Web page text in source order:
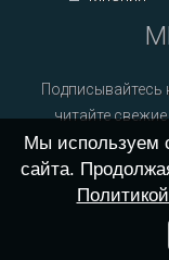
Подписывайтесь
читайте
Мы используем
сайта.